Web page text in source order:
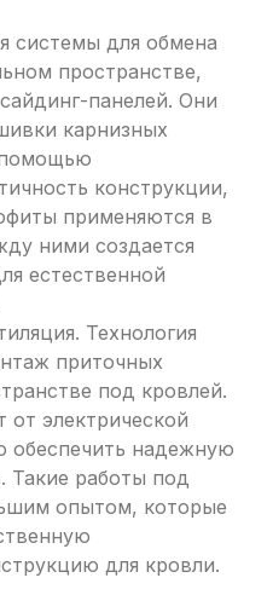
системы для обмена
пространстве,
панелей. Они
карнизных
конструкции,
применяются в
ними создается
естественной
Технология
приточных
под кровлей.
от электрической
обеспечить надежную
Такие работы под
опытом, которые
для кровли.